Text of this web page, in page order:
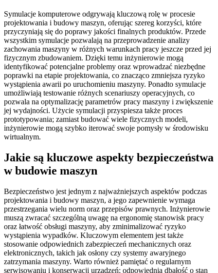
Symulacje komputerowe odgrywają kluczową rolę w procesie
projektowania i budowy maszyn, oferując szereg korzyści, które
przyczyniają się do poprawy jakości finalnych produktów. Przede
wszystkim symulacje pozwalają na przeprowadzenie analizy
zachowania maszyny w różnych warunkach pracy jeszcze przed jej
fizycznym zbudowaniem. Dzięki temu inżynierowie mogą
identyfikować potencjalne problemy oraz wprowadzać niezbędne
poprawki na etapie projektowania, co znacząco zmniejsza ryzyko
wystąpienia awarii po uruchomieniu maszyny. Ponadto symulacje
umożliwiają testowanie różnych scenariuszy operacyjnych, co
pozwala na optymalizację parametrów pracy maszyny i zwiększenie
jej wydajności. Użycie symulacji przyspiesza także proces
prototypowania; zamiast budować wiele fizycznych modeli,
inżynierowie mogą szybko iterować swoje pomysły w środowisku
wirtualnym.
Jakie są kluczowe aspekty bezpieczeństwa
w budowie maszyn
Bezpieczeństwo jest jednym z najważniejszych aspektów podczas
projektowania i budowy maszyn, a jego zapewnienie wymaga
przestrzegania wielu norm oraz przepisów prawnych. Inżynierowie
muszą zwracać szczególną uwagę na ergonomię stanowisk pracy
oraz łatwość obsługi maszyny, aby zminimalizować ryzyko
wystąpienia wypadków. Kluczowym elementem jest także
stosowanie odpowiednich zabezpieczeń mechanicznych oraz
elektronicznych, takich jak osłony czy systemy awaryjnego
zatrzymania maszyny. Warto również pamiętać o regularnym
serwisowaniu i konserwacji urządzeń; odpowiednia dbałość o stan